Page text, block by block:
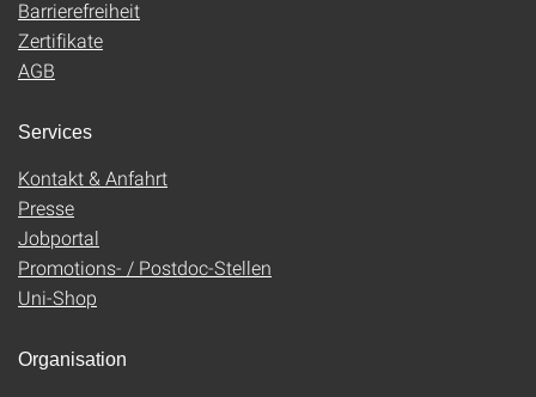
Barrierefreiheit
Zertifikate
AGB
Services
Kontakt & Anfahrt
Presse
Jobportal
Promotions- / Postdoc-Stellen
Uni-Shop
Organisation